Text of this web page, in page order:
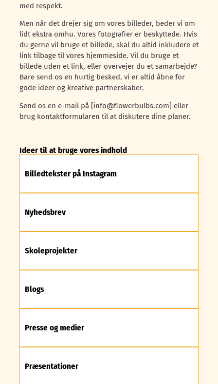
med respekt.
Men når det drejer sig om vores billeder, beder vi om
lidt ekstra omhu. Vores fotografier er beskyttede. Hvis
du gerne vil bruge et billede, skal du altid inkludere et
link tilbage til vores hjemmeside. Vil du bruge et
billede uden et link, eller overvejer du et samarbejde?
Bare send os en hurtig besked, vi er altid åbne for
gode ideer og kreative partnerskaber.
Send os en e-mail på [info@flowerbulbs.com] eller
brug kontaktformularen til at diskutere dine planer.
Ideer til at bruge vores indhold
Billedtekster på Instagram
Nyhedsbrev
Skoleprojekter
Blogs
Presse og medier
Præsentationer